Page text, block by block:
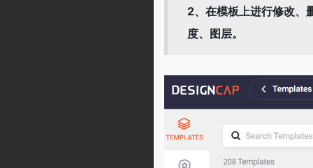
2、在模板上进行修改、
度、图层。